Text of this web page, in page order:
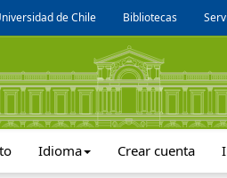
de Chile Bibliotecas
Idioma Crear cuenta